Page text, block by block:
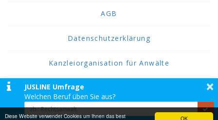
OK
Diese Website verwendet Cookies um Ihnen das best
AGB
Datenschutzerklärung
Kanzleiorganisation für Anwälte
JUSLINE® ist eine Marke der ADVOKAT
Unternehmensberatung Greiter & Greiter GmbH.
×
JUSLINE Umfrage
Welchen Beruf üben Sie aus?